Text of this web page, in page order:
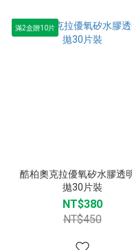
滿2盒贈10片
酷柏奧克拉優氧矽水膠透
拋30片裝
NT$380
NT$450